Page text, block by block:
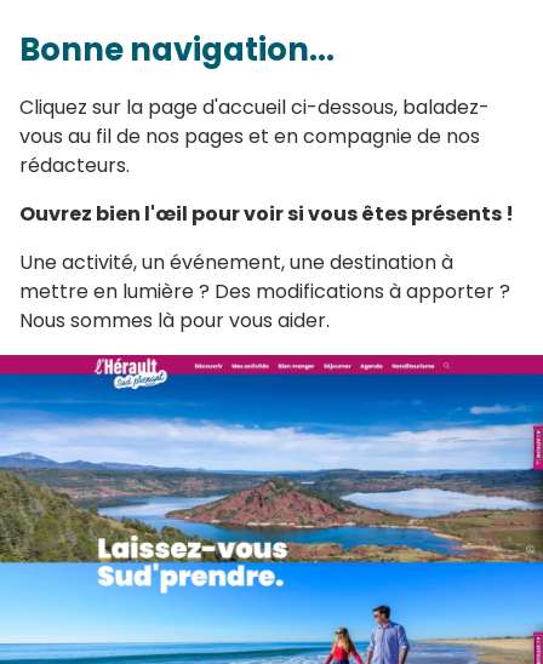
Bonne navigation...
Cliquez sur la page d'accueil ci-dessous, baladez-
vous au fil de nos pages et en compagnie de nos
rédacteurs.
Ouvrez bien l'œil pour voir si vous êtes présents !
Une activité, un événement, une destination à
mettre en lumière ? Des modifications à apporter ?
Nous sommes là pour vous aider.